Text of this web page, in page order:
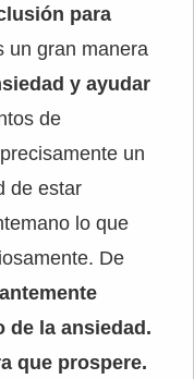
para
un gran manera
y ayudar
de
un
de estar
lo que
De
de la ansiedad.
que prospere.